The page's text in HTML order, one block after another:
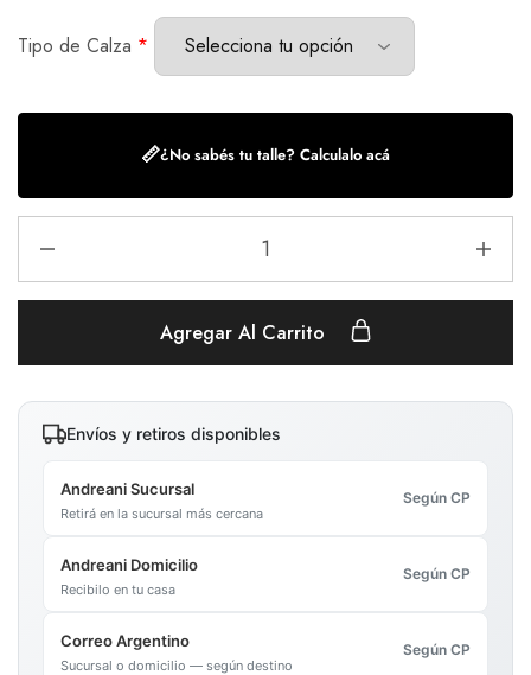
Tipo de Calza *
📏¿No sabés tu talle? Calculalo acá
Agregar Al Carrito
Envíos y retiros disponibles
Andreani Sucursal
Retirá en la sucursal más cercana
Según CP
Andreani Domicilio
Recibilo en tu casa
Según CP
Correo Argentino
Sucursal o domicilio — según destino
Según CP